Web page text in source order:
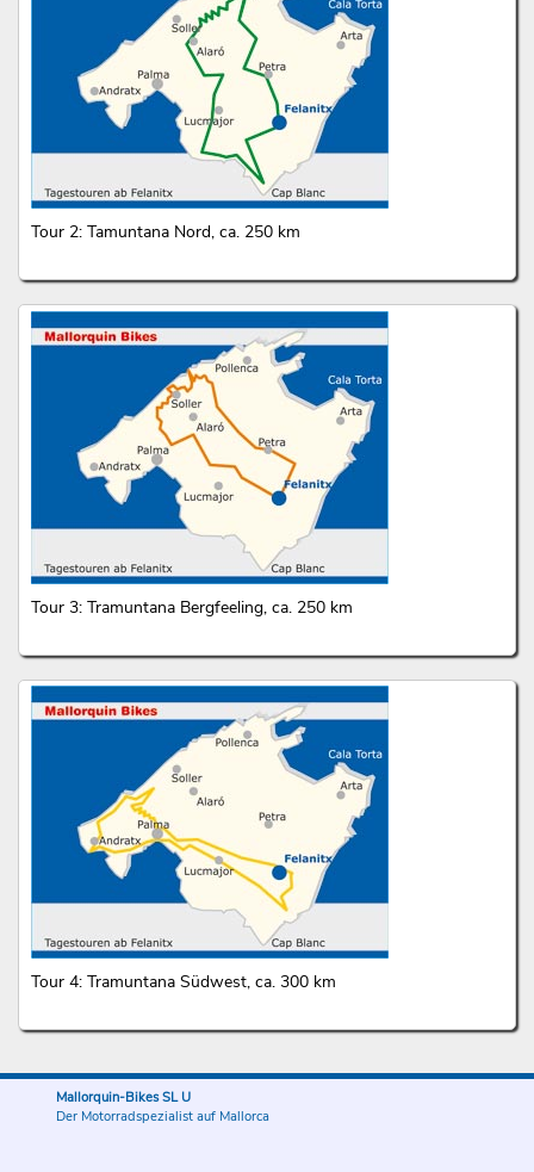
Tour 2: Tamuntana Nord, ca. 250 km
Tour 3: Tramuntana Bergfeeling, ca. 250 km
Tour 4: Tramuntana Südwest, ca. 300 km
Mallorquin-Bikes SL U
Der Motorradspezialist auf Mallorca